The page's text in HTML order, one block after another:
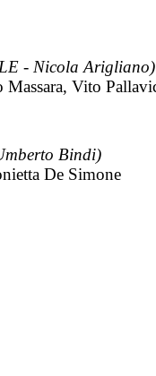
- Nicola Arigliano)
Vito
Bindi)
De Simone